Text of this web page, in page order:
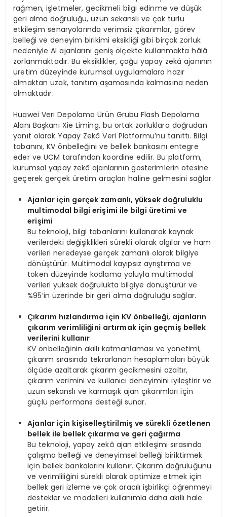
rağmen, işletmeler, gecikmeli bilgi edinme ve düşük
geri alma doğruluğu, uzun sekanslı ve çok turlu
etkileşim senaryolarında verimsiz çıkarımlar, görev
belleği ve deneyim birikimi eksikliği gibi birçok zorluk
nedeniyle AI ajanlarını geniş ölçekte kullanmakta hâlâ
zorlanmaktadır. Bu eksiklikler, çoğu yapay zekâ ajanının
üretim düzeyinde kurumsal uygulamalara hazır
olmaktan uzak, tanıtım aşamasında kalmasına neden
olmaktadır.
Huawei Veri Depolama Ürün Grubu Flash Depolama
Alanı Başkanı Xie Liming, bu ortak zorluklara doğrudan
yanıt olarak Yapay Zekâ Veri Platformu’nu tanıttı. Bilgi
tabanını, KV önbelleğini ve bellek bankasını entegre
eder ve UCM tarafından koordine edilir. Bu platform,
kurumsal yapay zekâ ajanlarının gösterimlerin ötesine
geçerek gerçek üretim araçları haline gelmesini sağlar.
Ajanlar için gerçek zamanlı, yüksek doğruluklu
multimodal bilgi erişimi ile bilgi üretimi ve
erişimi
Bu teknoloji, bilgi tabanlarını kullanarak kaynak
verilerdeki değişiklikleri sürekli olarak algılar ve ham
verileri neredeyse gerçek zamanlı olarak bilgiye
dönüştürür. Multimodal kayıpsız ayrıştırma ve
token düzeyinde kodlama yoluyla multimodal
verileri yüksek doğrulukta bilgiye dönüştürür ve
%95’in üzerinde bir geri alma doğruluğu sağlar.
Çıkarım hızlandırma için KV önbelleği, ajanların
çıkarım verimliliğini artırmak için geçmiş bellek
verilerini kullanır
KV önbelleğinin akıllı katmanlaması ve yönetimi,
çıkarım sırasında tekrarlanan hesaplamaları büyük
ölçüde azaltarak çıkarım gecikmesini azaltır,
çıkarım verimini ve kullanıcı deneyimini iyileştirir ve
uzun sekanslı ve karmaşık ajan çıkarımları için
güçlü performans desteği sunar.
Ajanlar için kişiselleştirilmiş ve sürekli özetlenen
bellek ile bellek çıkarma ve geri çağırma
Bu teknoloji, yapay zekâ ajan etkileşimi sırasında
çalışma belleği ve deneyimsel belleği biriktirmek
için bellek bankalarını kullanır. Çıkarım doğruluğunu
ve verimliliğini sürekli olarak optimize etmek için
bellek geri izleme ve çok aracılı işbirlikçi öğrenmeyi
destekler ve modelleri kullanımla daha akıllı hale
getirir.